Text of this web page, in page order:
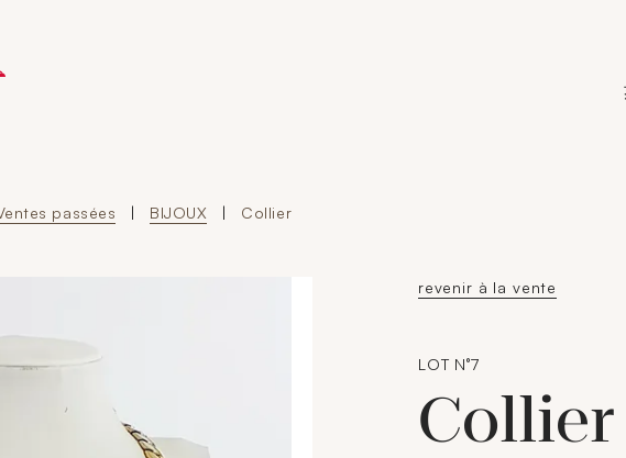
Aller à l'accueil de Crédit Municipal de Paris
passées | BIJOUX | Collier
revenir à la vente
LOT N°7
Collier